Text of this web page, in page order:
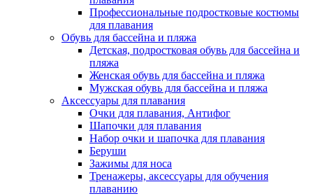
Профессиональные подростковые костюмы
для плавания
Обувь для бассейна и пляжа
Детская, подростковая обувь для бассейна и
пляжа
Женская обувь для бассейна и пляжа
Мужская обувь для бассейна и пляжа
Аксессуары для плавания
Очки для плавания, Антифог
Шапочки для плавания
Набор очки и шапочка для плавания
Беруши
Зажимы для носа
Тренажеры, аксессуары для обучения
плаванию